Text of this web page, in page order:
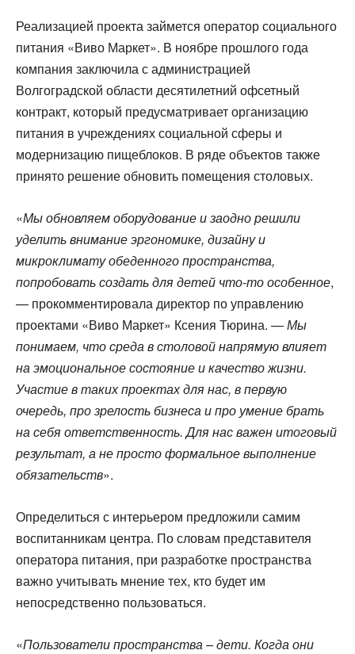
Реализацией проекта займется оператор социального
питания «Виво Маркет». В ноябре прошлого года
компания заключила с администрацией
Волгоградской области десятилетний офсетный
контракт, который предусматривает организацию
питания в учреждениях социальной сферы и
модернизацию пищеблоков. В ряде объектов также
принято решение обновить помещения столовых.
«Мы обновляем оборудование и заодно решили
уделить внимание эргономике, дизайну и
микроклимату обеденного пространства,
попробовать создать для детей что-то особенное,
— прокомментировала директор по управлению
проектами «Виво Маркет» Ксения Тюрина. —Мы
понимаем, что среда в столовой напрямую влияет
на эмоциональное состояние и качество жизни.
Участие в таких проектах для нас, в первую
очередь, про зрелость бизнеса и про умение брать
на себя ответственность. Для нас важен итоговый
результат, а не просто формальное выполнение
обязательств».
Определиться с интерьером предложили самим
воспитанникам центра. По словам представителя
оператора питания, при разработке пространства
важно учитывать мнение тех, кто будет им
непосредственно пользоваться.
«Пользователи пространства – дети. Когда они